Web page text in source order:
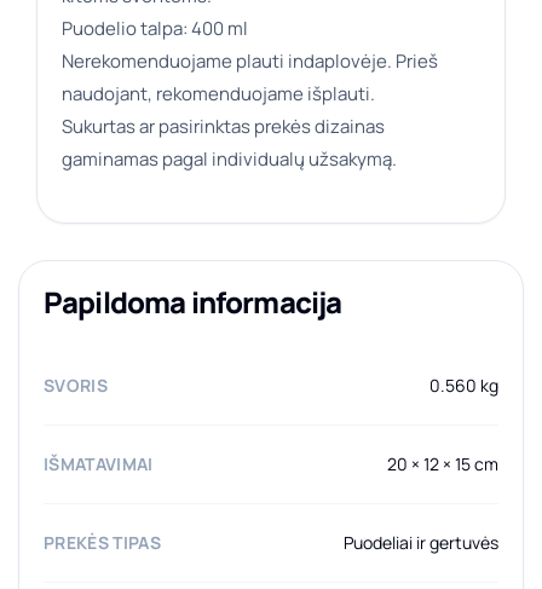
Puodelio talpa: 400 ml
Nerekomenduojame plauti indaplovėje. Prieš
naudojant, rekomenduojame išplauti.
Sukurtas ar pasirinktas prekės dizainas
gaminamas pagal individualų užsakymą.
Papildoma informacija
SVORIS 0.560 kg
IŠMATAVIMAI 20 × 12 × 15 cm
PREKĖS TIPAS Puodeliai ir gertuvės